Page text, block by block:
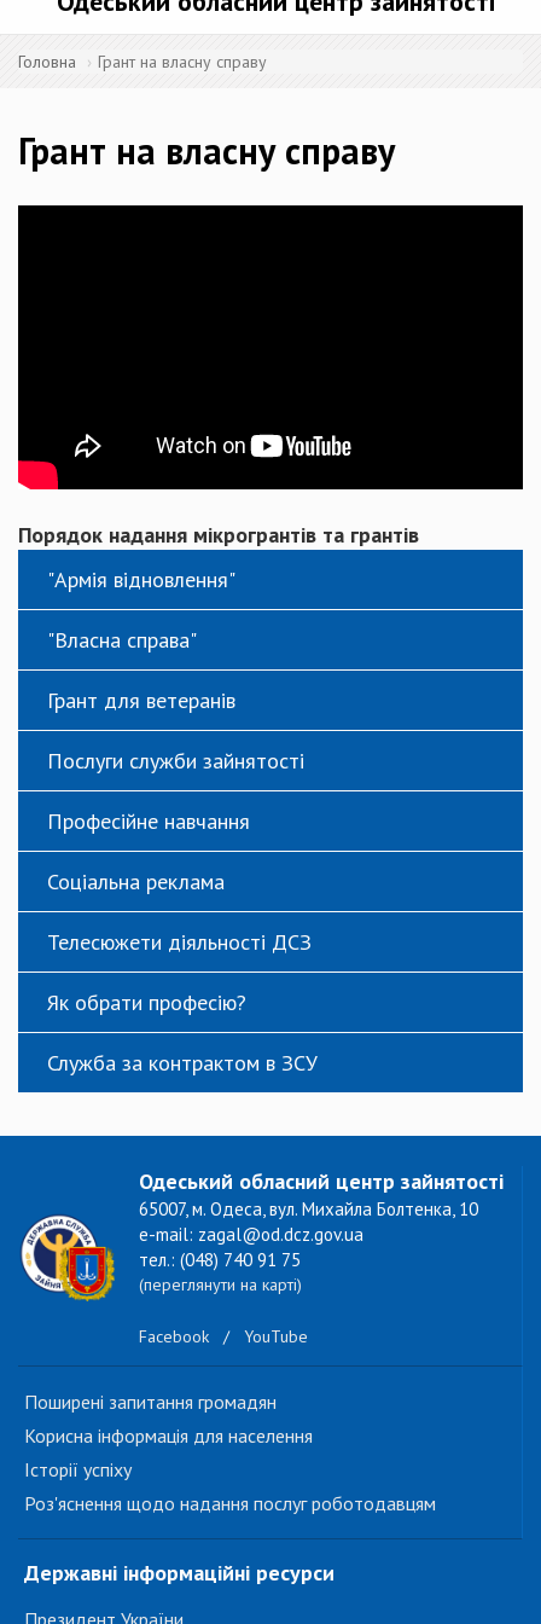
Головна Грант на власну справу
Грант на власну справу
Порядок надання мікрогрантів та грантів
"Армія відновлення"
"Власна справа"
Грант для ветеранів
Послуги служби зайнятості
Професійне навчання
Соціальна реклама
Телесюжети діяльності ДСЗ
Як обрати професію?
Служба за контрактом в ЗСУ
Одеський обласний центр зайнятості
65007, м. Одеса, вул. Михайла Болтенка, 10
e-mail: zagal@od.dcz.gov.ua
тел.: (048) 740 91 75
(переглянути на карті)
Facebook / YouTube
Поширені запитання громадян
Корисна інформація для населення
Історії успіху
Роз'яснення щодо надання послуг роботодавцям
Державні інформаційні ресурси
Президент України